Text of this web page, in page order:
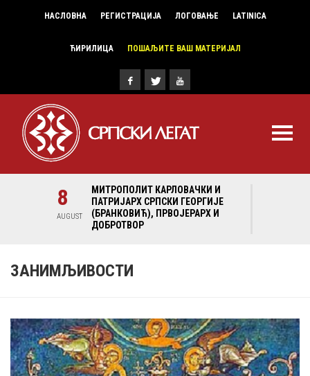
НАСЛОВНА РЕГИСТРАЦИЈА ЛОГОВАЊЕ LATINICA
ЋИРИЛИЦА ПОШАЉИТЕ ВАШ МАТЕРИЈАЛ
8
AUGUST
МИТРОПОЛИТ КАРЛОВАЧКИ И
ПАТРИЈАРХ СРПСКИ ГЕОРГИЈЕ
(БРАНКОВИЋ), ПРВОЈЕРАРХ И
ДОБРОТВОР
ЗАНИМЉИВОСТИ